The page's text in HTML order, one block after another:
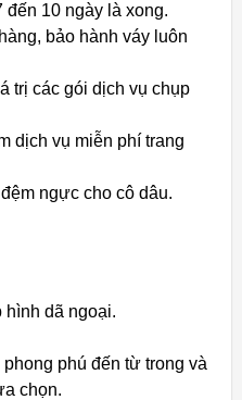
10 ngày là xong.
bảo hành váy luôn
trị các gói dịch vụ chụp
dịch vụ miễn phí trang
ngực cho cô dâu.
dã ngoại.
phú đến từ trong và
chọn.